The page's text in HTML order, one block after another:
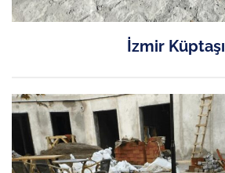
İzmir Küptaşı